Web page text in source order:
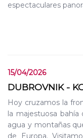
espectaculares
15/04/2026
DUBROVNIK -
Hoy cruzamos la
la majestuosa
agua y montañas